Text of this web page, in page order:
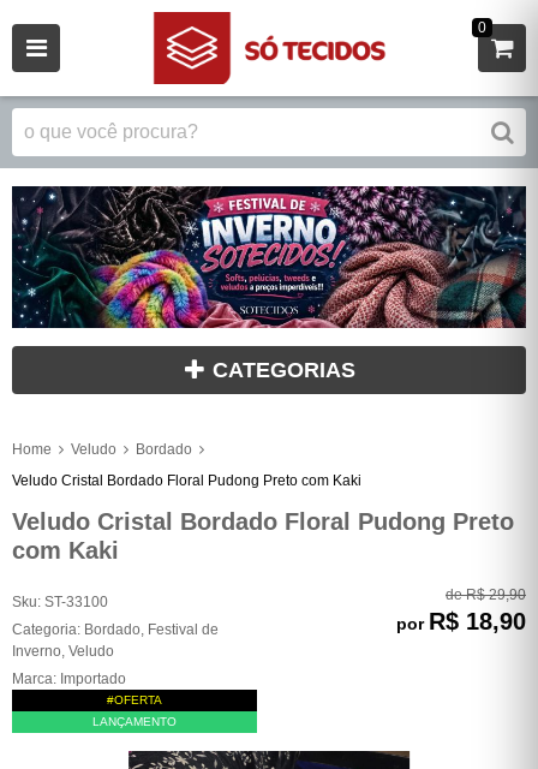
0
CATEGORIAS
Home Veludo
Bordado
Veludo Cristal Bordado Floral Pudong Preto com Kaki
Veludo Cristal Bordado Floral Pudong Preto
com Kaki
Sku: ST-33100
Categoria: Bordado Festival de
Inverno Veludo
Marca: Importado
#OFERTA
LANÇAMENTO
de R$ 29,90
por R$ 18,90